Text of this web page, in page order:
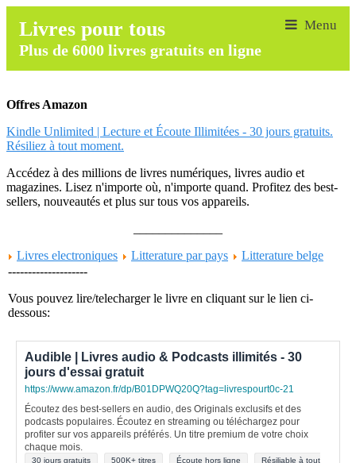
Livres pour tous
Plus de 6000 livres gratuits en ligne
Offres Amazon
Kindle Unlimited | Lecture et Écoute Illimitées - 30 jours gratuits.
Résiliez à tout moment.
Accédez à des millions de livres numériques, livres audio et
magazines. Lisez n'importe où, n'importe quand. Profitez des best-
sellers, nouveautés et plus sur tous vos appareils.
Livres electroniques
Litterature par pays
Litterature belge
--------------------
Vous pouvez lire/telecharger le livre en cliquant sur le lien ci-
dessous:
Audible | Livres audio & Podcasts illimités - 30
jours d'essai gratuit
https://www.amazon.fr/dp/B01DPWQ20Q?tag=livrespourt0c-21
Écoutez des best-sellers en audio, des Originals exclusifs et des
podcasts populaires. Écoutez en streaming ou téléchargez pour
profiter sur vos appareils préférés. Un titre premium de votre choix
chaque mois.
30 jours gratuits 500K+ titres Écoute hors ligne
Résiliable à tout